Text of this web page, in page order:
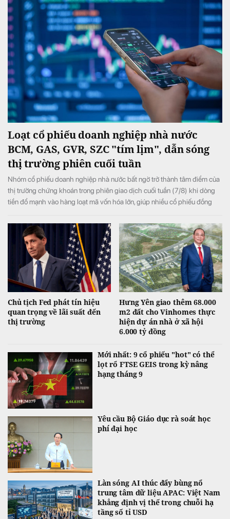
Loạt cổ phiếu doanh nghiệp nhà nước
BCM, GAS, GVR, SZC "tím lịm", dẫn sóng
thị trường phiên cuối tuần
Nhóm cổ phiếu doanh nghiệp nhà nước bất ngờ trở thành tâm điểm của
thị trường chứng khoán trong phiên giao dịch cuối tuần (7/8) khi dòng
tiền đổ mạnh vào hàng loạt mã vốn hóa lớn, giúp nhiều cổ phiếu đồng
trong sắc đỏ.
Chủ tịch Fed phát tín hiệu
quan trọng về lãi suất đến
thị trường
Hưng Yên giao thêm 68.000
m2 đất cho Vinhomes thực
hiện dự án nhà ở xã hội
6.000 tỷ đồng
Mới nhất: 9 cổ phiếu "hot" có thể
lọt rổ FTSE GEIS trong kỳ nâng
hạng tháng 9
Yêu cầu Bộ Giáo dục rà soát học
phí đại học
Làn sóng AI thúc đẩy bùng nổ
trung tâm dữ liệu APAC: Việt Nam
khẳng định vị thế trong chuỗi hạ
tầng số tỉ USD